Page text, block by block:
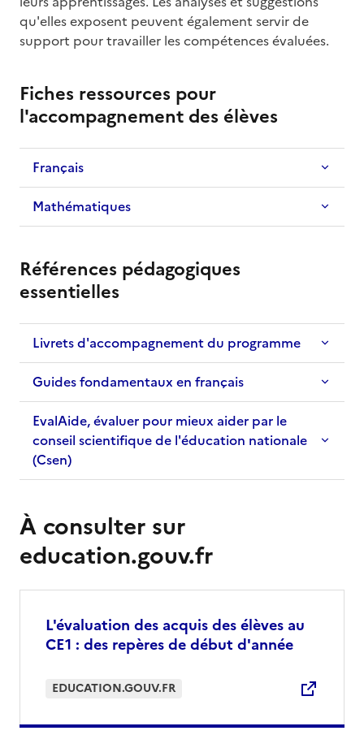
qu'elles exposent peuvent également servir de
support pour travailler les compétences évaluées.
Titre
Fiches ressources pour
l'accompagnement des élèves
Français
Mathématiques
Titre
Références pédagogiques
essentielles
Livrets d'accompagnement du programme
Guides fondamentaux en français
EvalAide, évaluer pour mieux aider par le
conseil scientifique de l'éducation nationale
(Csen)
À consulter sur
education.gouv.fr
L'évaluation des acquis des élèves au
CE1 : des repères de début d'année
EDUCATION.GOUV.FR